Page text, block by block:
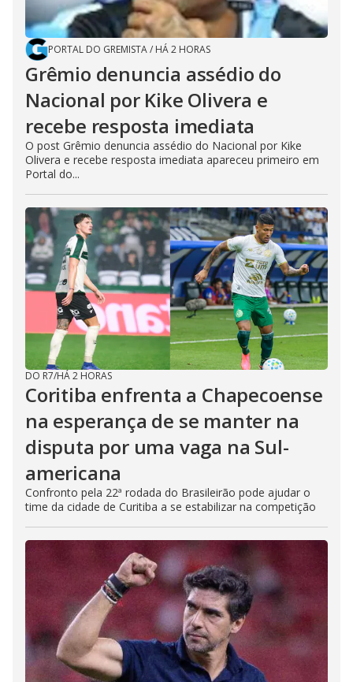
PORTAL DO GREMISTA/ HÁ 2 HORAS
Grêmio denuncia assédio do
Nacional por Kike Olivera e
recebe resposta imediata
O post Grêmio denuncia assédio do Nacional por Kike
Olivera e recebe resposta imediata apareceu primeiro em
Portal do...
DO R7/HÁ 2 HORAS
Coritiba enfrenta a Chapecoense
na esperança de se manter na
disputa por uma vaga na Sul-
americana
Confronto pela 22ª rodada do Brasileirão pode ajudar o
time da cidade de Curitiba a se estabilizar na competição